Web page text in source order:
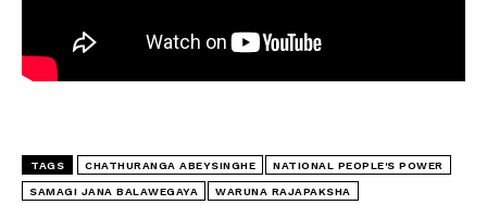
TAGS CHATHURANGA ABEYSINGHE NATIONAL PEOPLE'S POWER
SAMAGI JANA BALAWEGAYA WARUNA RAJAPAKSHA